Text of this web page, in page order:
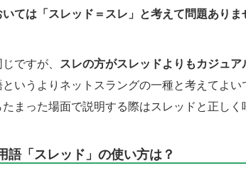
ては「スレッド＝スレ」と考えて問題ありま
ですが、 スレの方がスレッドよりもカジュア
というよりネットスラングの一種と考えてよ
まった場面で説明する際はスレッドと正しく
語「スレッド」の使い方は？